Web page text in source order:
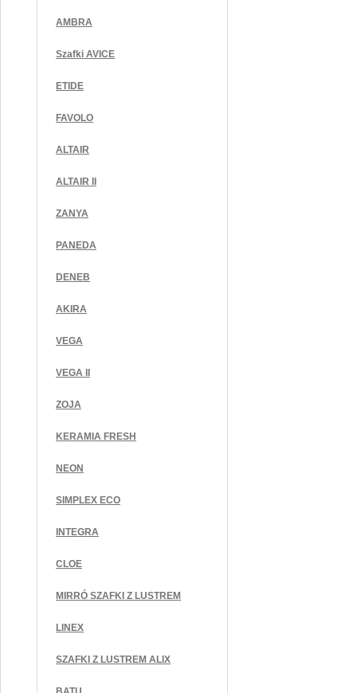
AMBRA
Szafki AVICE
ETIDE
FAVOLO
ALTAIR
ALTAIR II
ZANYA
PANEDA
DENEB
AKIRA
VEGA
VEGA II
ZOJA
KERAMIA FRESH
NEON
SIMPLEX ECO
INTEGRA
CLOE
MIRRÓ SZAFKI Z LUSTREM
LINEX
SZAFKI Z LUSTREM ALIX